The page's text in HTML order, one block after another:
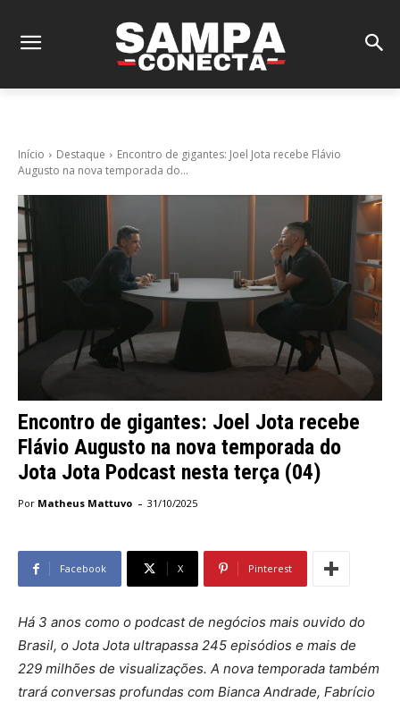
Início Destaque
Encontro de gigantes: Joel Jota recebe Flávio
Augusto na nova temporada do...
Encontro de gigantes: Joel Jota recebe
Flávio Augusto na nova temporada do
Jota Jota Podcast nesta terça (04)
Por Matheus Mattuvo - 31/10/2025
Facebook X Pinterest
Há 3 anos como o podcast de negócios mais ouvido do
Brasil, o Jota Jota ultrapassa 245 episódios e mais de
229 milhões de visualizações. A nova temporada também
trará conversas profundas com Bianca Andrade, Fabrício